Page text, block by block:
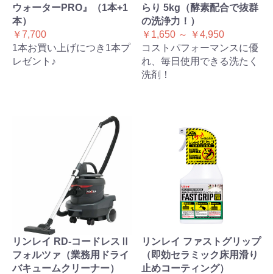
ウォーターPRO』（1本+1
本）
￥7,700
1本お買い上げにつき1本プ
レゼント♪
らり 5kg（酵素配合で抜群
の洗浄力！）
￥1,650 ～ ￥4,950
コストパフォーマンスに優
れ、毎日使用できる洗たく
洗剤！
リンレイ RD-コードレスⅡ
フォルツァ（業務用ドライ
バキュームクリーナー）
リンレイ ファストグリップ
（即効セラミック床用滑り
止めコーティング）